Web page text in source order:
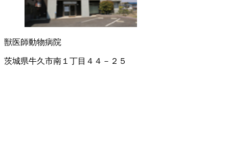
獣医師動物病院
茨城県牛久市南１丁目４４－２５